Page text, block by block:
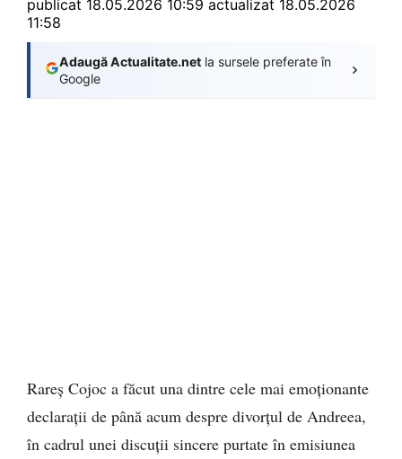
publicat 18.05.2026 10:59 actualizat 18.05.2026
11:58
Adaugă Actualitate.net la sursele preferate în
Google
Rareș Cojoc a făcut una dintre cele mai emoționante
declarații de până acum despre divorțul de Andreea,
în cadrul unei discuții sincere purtate în emisiunea